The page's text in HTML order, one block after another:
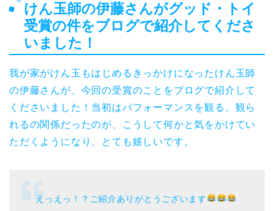
けん玉師の伊藤さんがグッド・トイ
受賞の件をブログで紹介してくださ
いました！
我が家がけん玉もはじめるきっかけになったけん玉師
の伊藤さんが、今回の受賞のことをブログで紹介して
くださいました！当初はパフォーマンスを観る、観ら
れるの関係だったのが、こうして何かと気をかけてい
ただくようになり、とても嬉しいです。
えっえっ！？ご紹介ありがとうございます